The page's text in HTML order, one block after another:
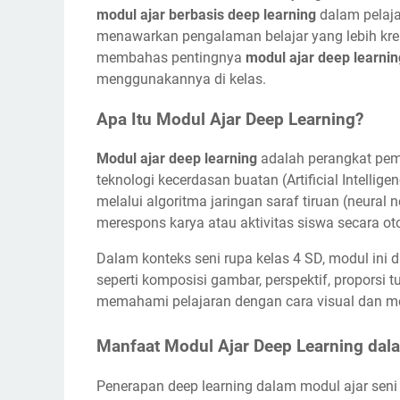
modul ajar berbasis deep learning dalam
menawarkan pengalaman belajar yang lebih
membahas pentingnya modul ajar deep
menggunakannya di kelas.
Apa Itu Modul Ajar Deep Learning?
Modul ajar deep learning adalah perangkat
teknologi kecerdasan buatan (Artificial
melalui algoritma jaringan saraf tiruan (neural
merespons karya atau aktivitas siswa secara
Dalam konteks seni rupa kelas 4 SD, modul ini
seperti komposisi gambar, perspektif, proporsi
memahami pelajaran dengan cara visual dan
Manfaat Modul Ajar Deep Learning
Penerapan deep learning dalam modul ajar